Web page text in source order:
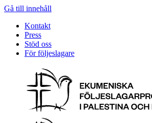
Gå till innehåll
Kontakt
Press
Stöd oss
För följeslagare